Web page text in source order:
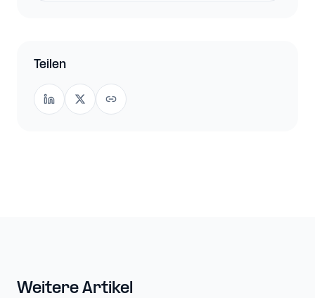
Teilen
Weitere Artikel